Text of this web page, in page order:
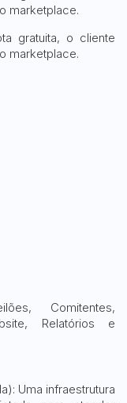
marketplace.
gratuita, o cliente
marketplace.
Comitentes,
Relatórios e
Uma infraestrutura